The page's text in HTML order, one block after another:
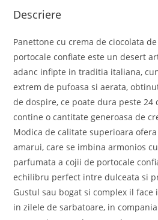
Descriere
Panettone cu crema de ciocolata
portocale confiate este un desert
adanc infipte in traditia italiana,
extrem de pufoasa si aerata,
de dospire, ce poate dura peste 24
contine o cantitate generoasa de
Modica de calitate superioara
amarui, care se imbina armonios
parfumata a cojii de portocale
echilibru perfect intre dulceata si
Gustul sau bogat si complex il
in zilele de sarbatoare, in